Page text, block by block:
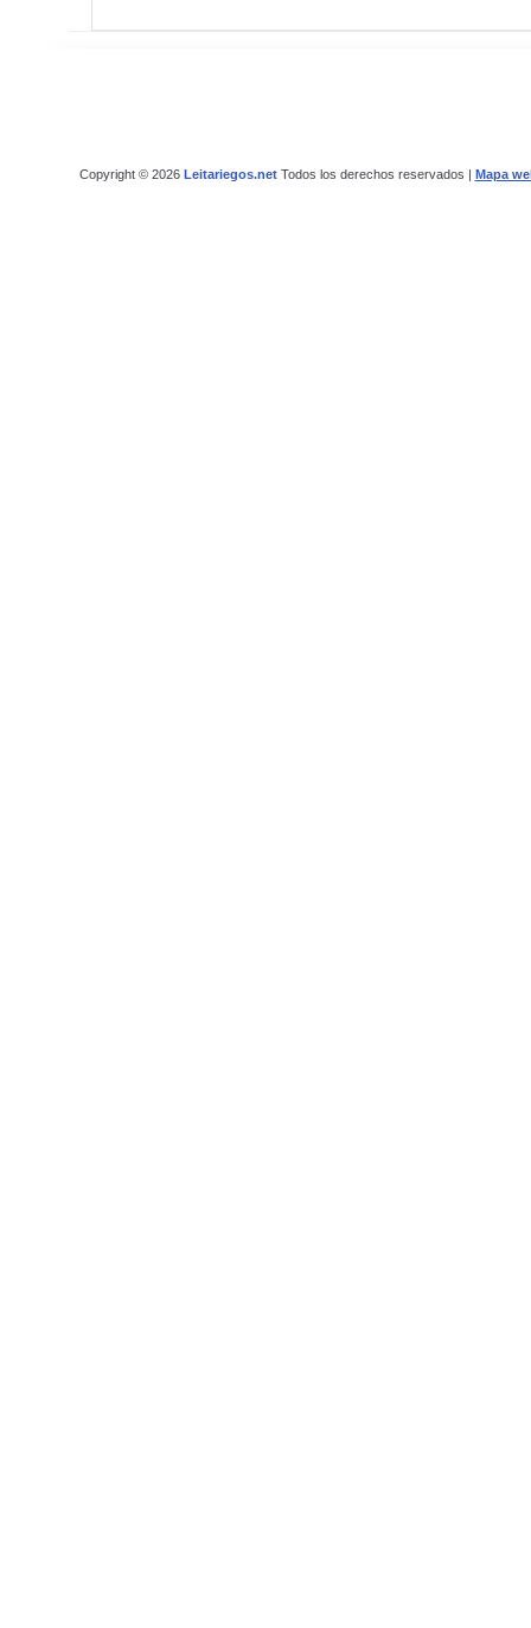
Copyright © 2026 Leitariegos.netTodos los derechos reservados | Mapa